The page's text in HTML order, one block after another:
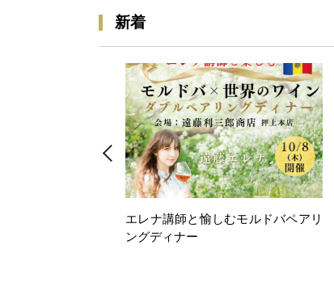
新着
エレナ講師と愉しむモルドバペアリ
ングディナー